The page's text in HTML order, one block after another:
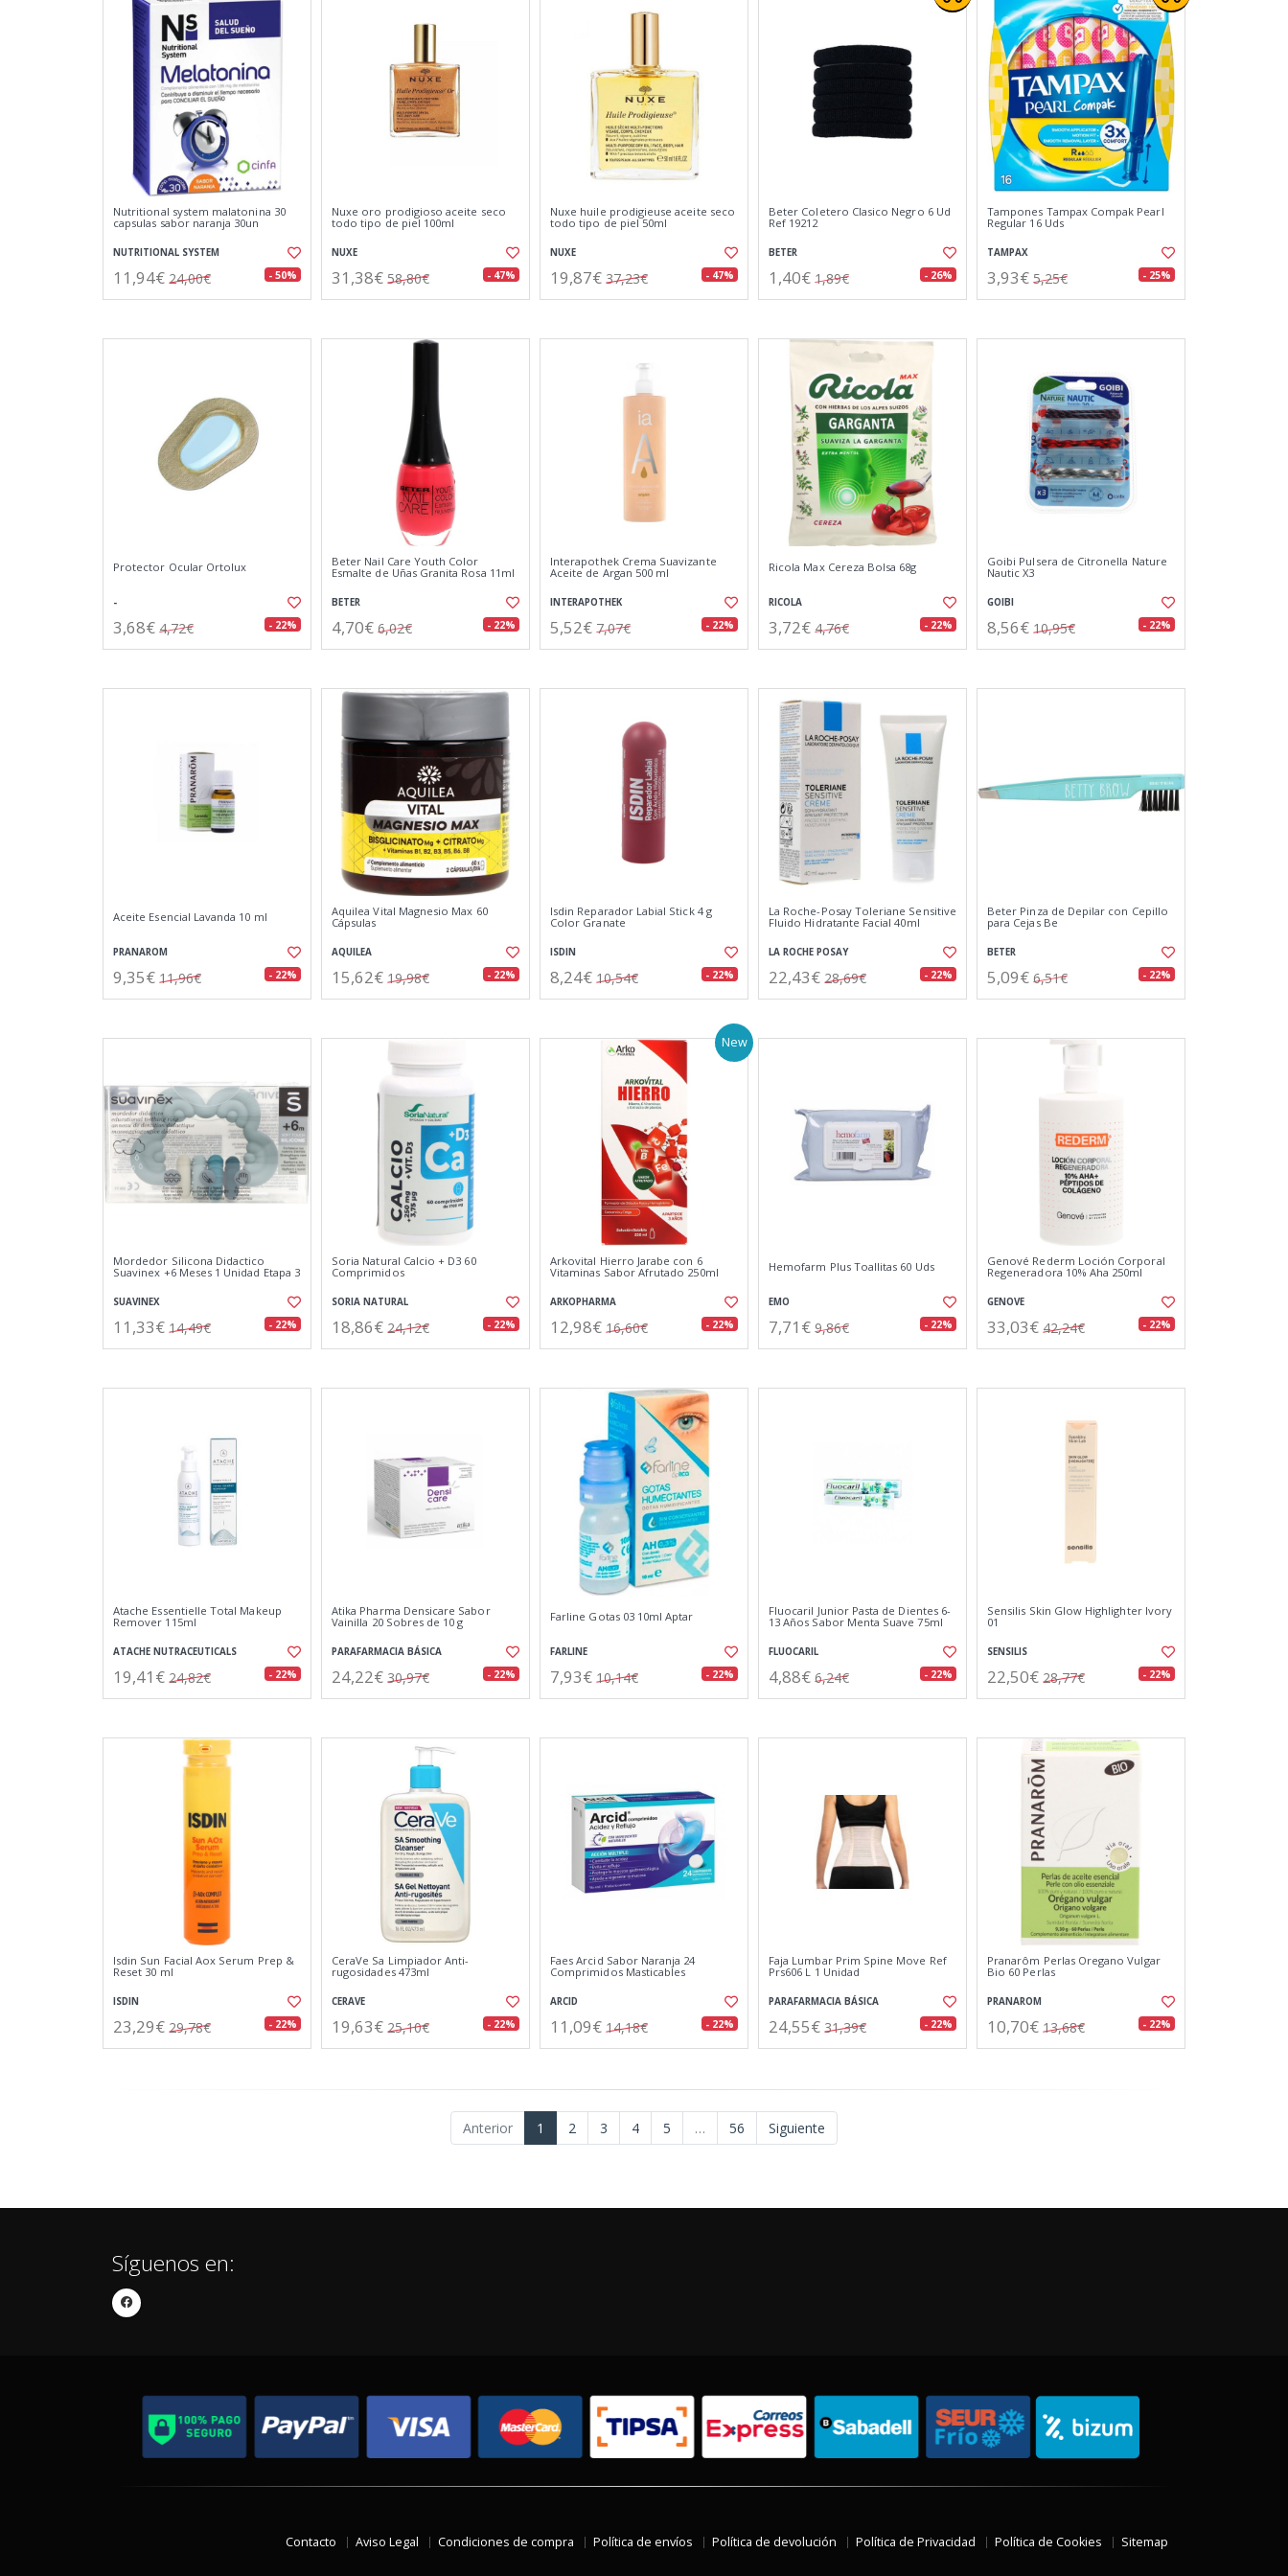
Nutritional system malatonina 30
capsulas sabor naranja 30un
NUTRITIONAL SYSTEM
11,94€ 24,00€ - 50%
Nuxe oro prodigioso aceite seco
todo tipo de piel 100ml
NUXE
31,38€ 58,80€ - 47%
Nuxe huile prodigieuse aceite seco
todo tipo de piel 50ml
NUXE
19,87€ 37,23€ - 47%
Beter Coletero Clasico Negro 6 Ud
Ref 19212
BETER
1,40€ 1,89€ - 26%
Tampones Tampax Compak Pearl
Regular 16 Uds
TAMPAX
3,93€ 5,25€ - 25%
Protector Ocular Ortolux
-
3,68€ 4,72€ - 22%
Beter Nail Care Youth Color
Esmalte de Uñas Granita Rosa 11ml
BETER
4,70€ 6,02€ - 22%
Interapothek Crema Suavizante
Aceite de Argan 500 ml
INTERAPOTHEK
5,52€ 7,07€ - 22%
Ricola Max Cereza Bolsa 68g
RICOLA
3,72€ 4,76€ - 22%
Goibi Pulsera de Citronella Nature
Nautic X3
GOIBI
8,56€ 10,95€ - 22%
Aceite Esencial Lavanda 10 ml
PRANAROM
9,35€ 11,96€ - 22%
Aquilea Vital Magnesio Max 60
Cápsulas
AQUILEA
15,62€ 19,98€ - 22%
Isdin Reparador Labial Stick 4 g
Color Granate
ISDIN
8,24€ 10,54€ - 22%
La Roche-Posay Toleriane Sensitive
Fluido Hidratante Facial 40ml
LA ROCHE POSAY
22,43€ 28,69€ - 22%
Beter Pinza de Depilar con Cepillo
para Cejas Be
BETER
5,09€ 6,51€ - 22%
Mordedor Silicona Didactico
Suavinex +6 Meses 1 Unidad Etapa 3
SUAVINEX
11,33€ 14,49€ - 22%
Soria Natural Calcio + D3 60
Comprimidos
SORIA NATURAL
18,86€ 24,12€ - 22%
New
Arkovital Hierro Jarabe con 6
Vitaminas Sabor Afrutado 250ml
ARKOPHARMA
12,98€ 16,60€ - 22%
Hemofarm Plus Toallitas 60 Uds
EMO
7,71€ 9,86€ - 22%
Genové Rederm Loción Corporal
Regeneradora 10% Aha 250ml
GENOVE
33,03€ 42,24€ - 22%
Atache Essentielle Total Makeup
Remover 115ml
ATACHE NUTRACEUTICALS
19,41€ 24,82€ - 22%
Atika Pharma Densicare Sabor
Vainilla 20 Sobres de 10 g
PARAFARMACIA BÁSICA
24,22€ 30,97€ - 22%
Farline Gotas 03 10ml Aptar
FARLINE
7,93€ 10,14€ - 22%
Fluocaril Junior Pasta de Dientes 6-
13 Años Sabor Menta Suave 75ml
FLUOCARIL
4,88€ 6,24€ - 22%
Sensilis Skin Glow Highlighter Ivory
01
SENSILIS
22,50€ 28,77€ - 22%
Isdin Sun Facial Aox Serum Prep &
Reset 30 ml
ISDIN
23,29€ 29,78€ - 22%
CeraVe Sa Limpiador Anti-
rugosidades 473ml
CERAVE
19,63€ 25,10€ - 22%
Faes Arcid Sabor Naranja 24
Comprimidos Masticables
ARCID
11,09€ 14,18€ - 22%
Faja Lumbar Prim Spine Move Ref
Prs606 L 1 Unidad
PARAFARMACIA BÁSICA
24,55€ 31,39€ - 22%
Pranarôm Perlas Oregano Vulgar
Bio 60 Perlas
PRANAROM
10,70€ 13,68€ - 22%
Anterior 1 2 3 4 5 … 56 Siguiente
Síguenos en:
Contacto Aviso Legal Condiciones de compra Política de envíos Política de devolución Política de Privacidad Política de Cookies Sitemap